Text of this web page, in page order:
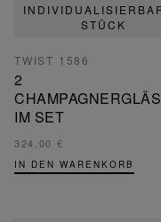
STÜCK
TWIST 1586
2
IM SET
324,00 €
IN DEN WARENKORB